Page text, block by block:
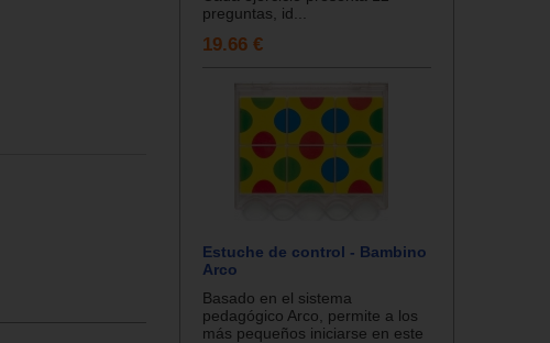
preguntas, id...
19.66 €
Estuche de control - Bambino
Arco
Basado en el sistema
pedagógico Arco, permite a los
más pequeños iniciarse en este